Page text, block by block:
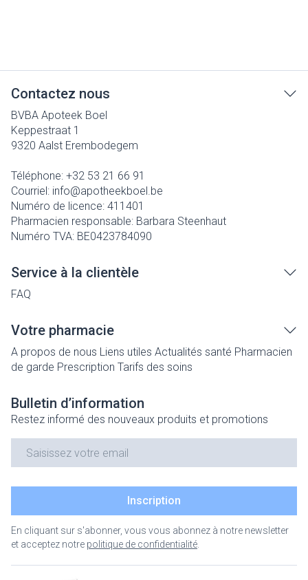
Contactez nous
BVBA Apoteek Boel
Keppestraat 1
9320 Aalst Erembodegem
Téléphone: +32 53 21 66 91
Courriel: info@apotheekboel.be
Numéro de licence: 411401
Pharmacien responsable: Barbara Steenhaut
Numéro TVA: BE0423784090
Service à la clientèle
FAQ
Votre pharmacie
A propos de nous Liens utiles Actualités santé Pharmacien
de garde Prescription Tarifs des soins
Bulletin d’information
Restez informé des nouveaux produits et promotions
Inscription
En cliquant sur s'abonner, vous vous abonnez à notre newsletter
et acceptez notre politique de confidentialité